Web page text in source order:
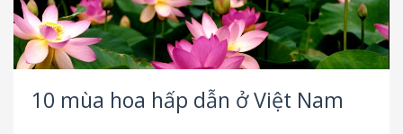
10 mùa hoa hấp dẫn ở Việt Nam